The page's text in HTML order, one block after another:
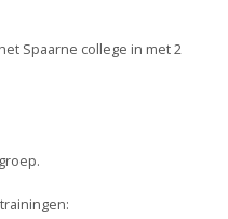
Spaarne college in met 2